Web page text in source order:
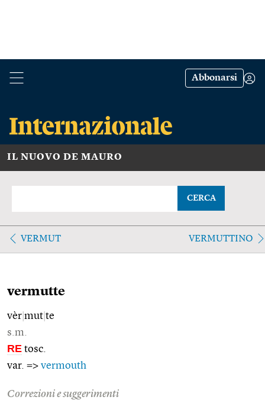
Abbonarsi
IL NUOVO DE MAURO
CERCA
VERMUT VERMUTTINO
vermutte
vèr mut te
s.m.
RE tosc.
var. => vermouth
Correzioni e suggerimenti